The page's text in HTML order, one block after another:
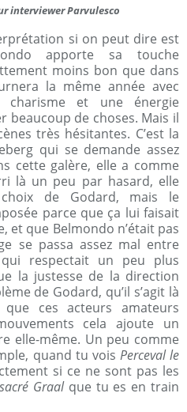
interviewer Parvulesco
si on peut dire est
apporte sa touche
moins bon que dans
la même année avec
et une énergie
beaucoup de choses. Mais il
très hésitantes. C’est la
qui se demande assez
cette galère, elle a comme
là un peu par hasard, elle
de Godard, mais le
parce que ça lui faisait
et que Belmondo n’était pas
se passa assez mal entre
respectait un peu plus
la justesse de la direction
de Godard, qu’il s’agit là
ces acteurs amateurs
cela ajoute un
elle-même. Un peu comme
quand tu vois Perceval le
si ce ne sont pas les
Graal que tu es en train